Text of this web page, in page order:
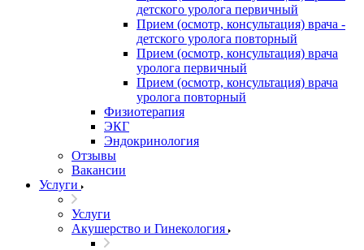
детского уролога первичный
Прием (осмотр, консультация) врача -
детского уролога повторный
Прием (осмотр, консультация) врача
уролога первичный
Прием (осмотр, консультация) врача
уролога повторный
Физиотерапия
ЭКГ
Эндокринология
Отзывы
Вакансии
Услуги
Услуги
Акушерство и Гинекология